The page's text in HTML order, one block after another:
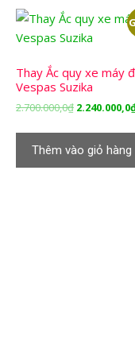
Thay Ắc quy xe máy
Vespas Suzika
2.700.000,0₫ Giá
2.700.000,0₫.
2.240.000,0
Thêm vào giỏ hàng